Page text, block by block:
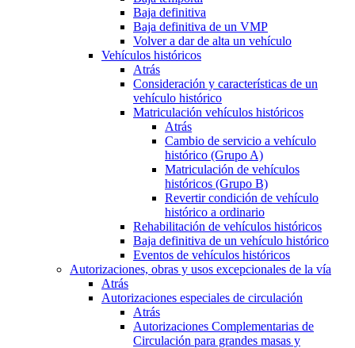
Baja definitiva
Baja definitiva de un VMP
Volver a dar de alta un vehículo
Vehículos históricos
Atrás
Consideración y características de un
vehículo histórico
Matriculación vehículos históricos
Atrás
Cambio de servicio a vehículo
histórico (Grupo A)
Matriculación de vehículos
históricos (Grupo B)
Revertir condición de vehículo
histórico a ordinario
Rehabilitación de vehículos históricos
Baja definitiva de un vehículo histórico
Eventos de vehículos históricos
Autorizaciones, obras y usos excepcionales de la vía
Atrás
Autorizaciones especiales de circulación
Atrás
Autorizaciones Complementarias de
Circulación para grandes masas y